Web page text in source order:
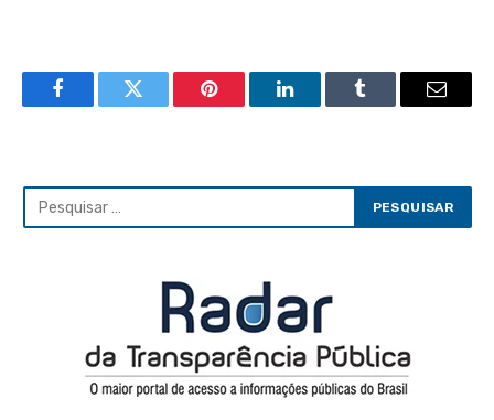
FacebookTwitter Pinterest LinkedInTumblr Email